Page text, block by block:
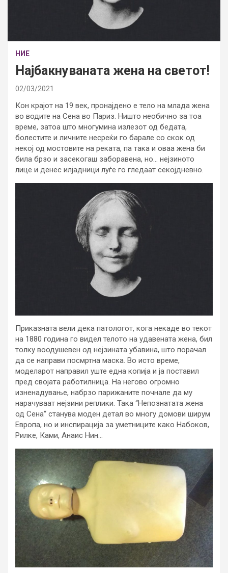
НИЕ
Најбакнуваната жена на светот!
02/03/2021
Кон крајот на 19 век, пронајдено е тело на млада жена
во водите на Сена во Париз. Ништо необично за тоа
време, затоа што многумина излезот од бедата,
болестите и личните несреќи го барале со скок од
некој од мостовите на реката, па така и оваа жена би
била брзо и засекогаш заборавена, но… нејзиното
лице и денес илјадници луѓе го гледаат секојдневно.
Приказната вели дека патологот, кога некаде во текот
на 1880 година го видел телото на удавената жена, бил
толку воодушевен од нејзината убавина, што порачал
да се направи посмртна маска. Во исто време,
моделарот направил уште една копија и ја поставил
пред својата работилница. На негово огромно
изненадување, набрзо парижаните почнале да му
нарачуваат нејзини реплики. Така “Непознатата жена
од Сена“ станува моден детал во многу домови ширум
Европа, но и инспирација за уметниците како Набоков,
Рилке, Ками, Анаис Нин…